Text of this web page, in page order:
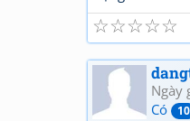
☆
☆
☆
☆
☆
Ngày
Có
10